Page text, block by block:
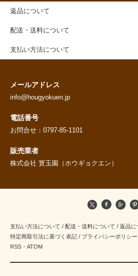
返品について
配送・送料について
支払い方法について
メールアドレス
info@hougyokuen.jp
電話番号
お問合せ：0797-85-1101
販売業者
株式会社 寳玉園（ホウギョクエン）
支払い方法について / 配送・送料について / 返品に
特定商取引法に基づく表記 / プライバシーポリシー
RSS ・ ATOM